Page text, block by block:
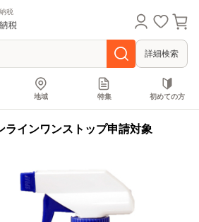
税
詳細検索
地域 特集 初めての方
ラインワンストップ申請対象